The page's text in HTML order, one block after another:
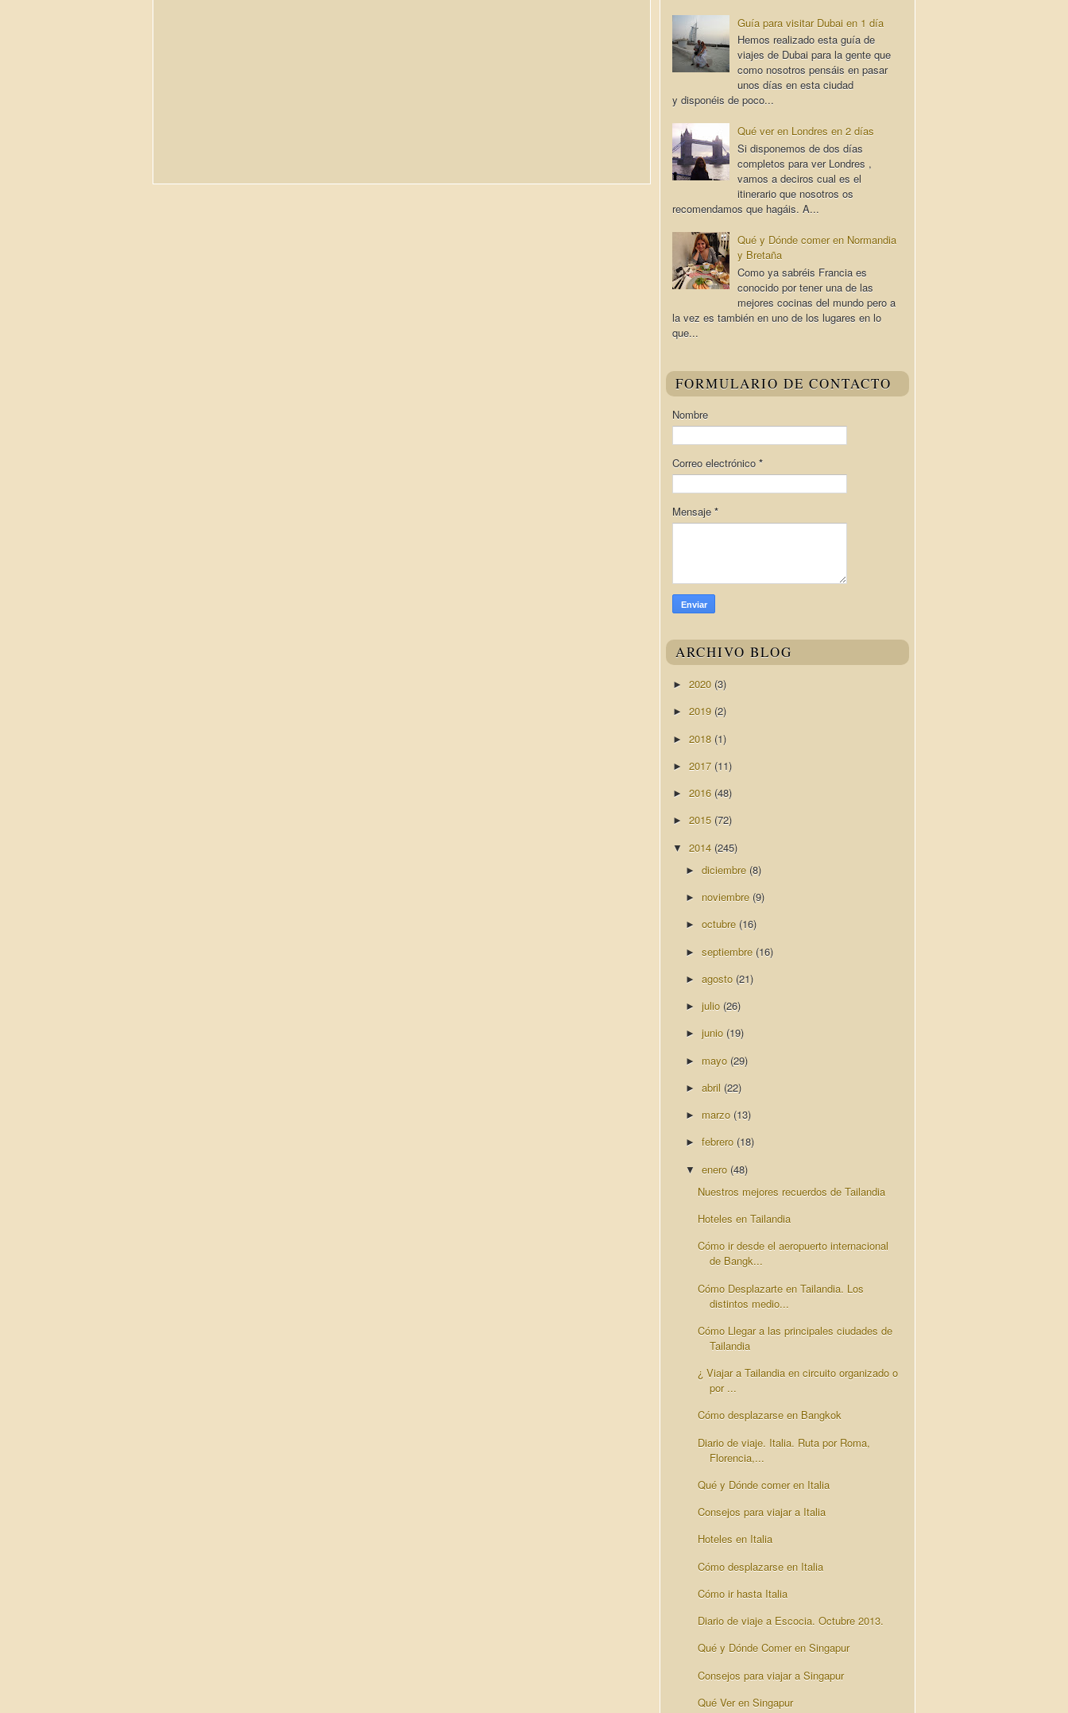
Guía para visitar Dubai en 1 día
Hemos realizado esta guía de
viajes de Dubai para la gente que
como nosotros pensáis en pasar
unos días en esta ciudad
y disponéis de poco...
Qué ver en Londres en 2 días
Si disponemos de dos días
completos para ver Londres ,
vamos a deciros cual es el
itinerario que nosotros os
recomendamos que hagáis. A...
Qué y Dónde comer en Normandia
y Bretaña
Como ya sabréis Francia es
conocido por tener una de las
mejores cocinas del mundo pero a
la vez es también en uno de los lugares en lo
que...
FORMULARIO DE CONTACTO
Nombre
Correo electrónico *
Mensaje *
ARCHIVO BLOG
► 2020 (3)
► 2019 (2)
► 2018 (1)
► 2017 (11)
► 2016 (48)
► 2015 (72)
▼ 2014 (245)
► diciembre (8)
► noviembre (9)
► octubre (16)
► septiembre (16)
► agosto (21)
► julio (26)
► junio (19)
► mayo (29)
► abril (22)
► marzo (13)
► febrero (18)
▼ enero (48)
Nuestros mejores recuerdos de Tailandia
Hoteles en Tailandia
Cómo ir desde el aeropuerto internacional
de Bangk...
Cómo Desplazarte en Tailandia. Los
distintos medio...
Cómo Llegar a las principales ciudades de
Tailandia
¿ Viajar a Tailandia en circuito organizado o
por ...
Cómo desplazarse en Bangkok
Diario de viaje. Italia. Ruta por Roma,
Florencia,...
Qué y Dónde comer en Italia
Consejos para viajar a Italia
Hoteles en Italia
Cómo desplazarse en Italia
Cómo ir hasta Italia
Diario de viaje a Escocia. Octubre 2013.
Qué y Dónde Comer en Singapur
Consejos para viajar a Singapur
Qué Ver en Singapur